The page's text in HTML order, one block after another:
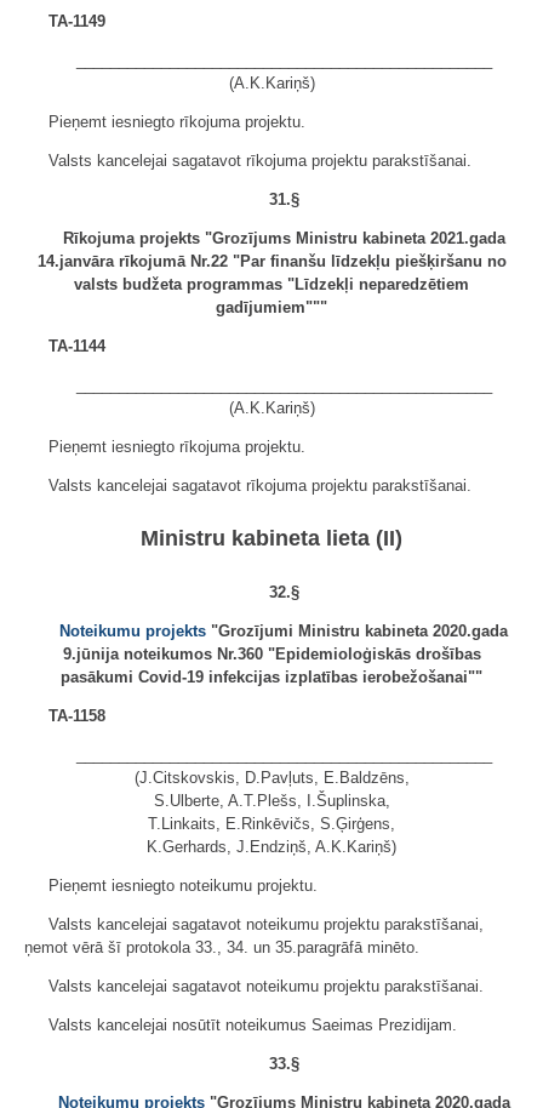
TA-1149
(A.K.Kariņš)
Pieņemt iesniegto rīkojuma projektu.
Valsts kancelejai sagatavot rīkojuma projektu parakstīšanai.
31.§
Rīkojuma projekts "Grozījums Ministru kabineta 2021.gada
14.janvāra rīkojumā Nr.22 "Par finanšu līdzekļu piešķiršanu no
valsts budžeta programmas "Līdzekļi neparedzētiem
gadījumiem"""
TA-1144
(A.K.Kariņš)
Pieņemt iesniegto rīkojuma projektu.
Valsts kancelejai sagatavot rīkojuma projektu parakstīšanai.
Ministru kabineta lieta (II)
32.§
Noteikumu projekts "Grozījumi Ministru kabineta 2020.gada
9.jūnija noteikumos Nr.360 "Epidemioloģiskās drošības
pasākumi Covid-19 infekcijas izplatības ierobežošanai""
TA-1158
(J.Citskovskis, D.Pavļuts, E.Baldzēns,
S.Ulberte, A.T.Plešs, I.Šuplinska,
T.Linkaits, E.Rinkēvičs, S.Ģirģens,
K.Gerhards, J.Endziņš, A.K.Kariņš)
Pieņemt iesniegto noteikumu projektu.
Valsts kancelejai sagatavot noteikumu projektu parakstīšanai,
ņemot vērā šī protokola 33., 34. un 35.paragrāfā minēto.
Valsts kancelejai sagatavot noteikumu projektu parakstīšanai.
Valsts kancelejai nosūtīt noteikumus Saeimas Prezidijam.
33.§
Noteikumu projekts"Grozījums Ministru kabineta 2020.gada